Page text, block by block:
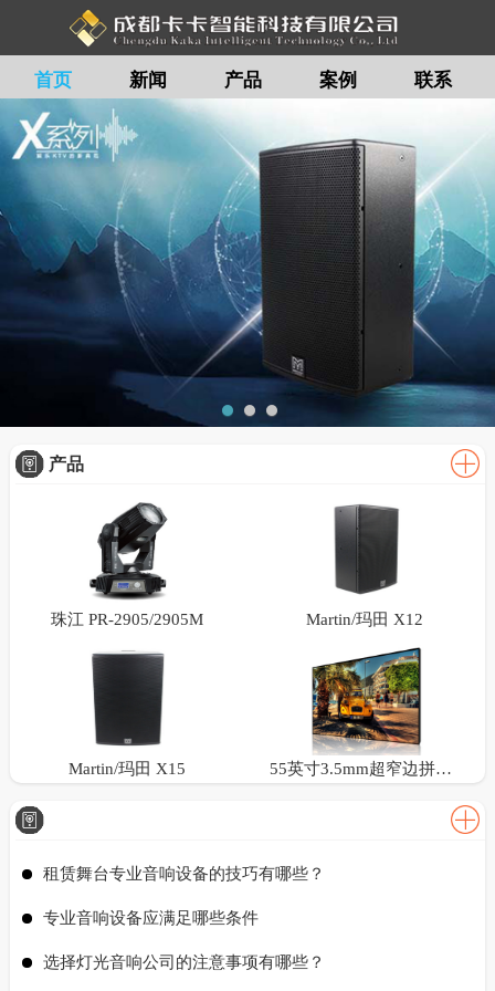
首页 新闻 产品 案例 联系
留言
产品
珠江 PR-2905/2905M Martin/玛田 X12
Martin/玛田 X15 55英寸3.5mm超窄边拼接屏
租赁舞台专业音响设备的技巧有哪些？
专业音响设备应满足哪些条件
选择灯光音响公司的注意事项有哪些？